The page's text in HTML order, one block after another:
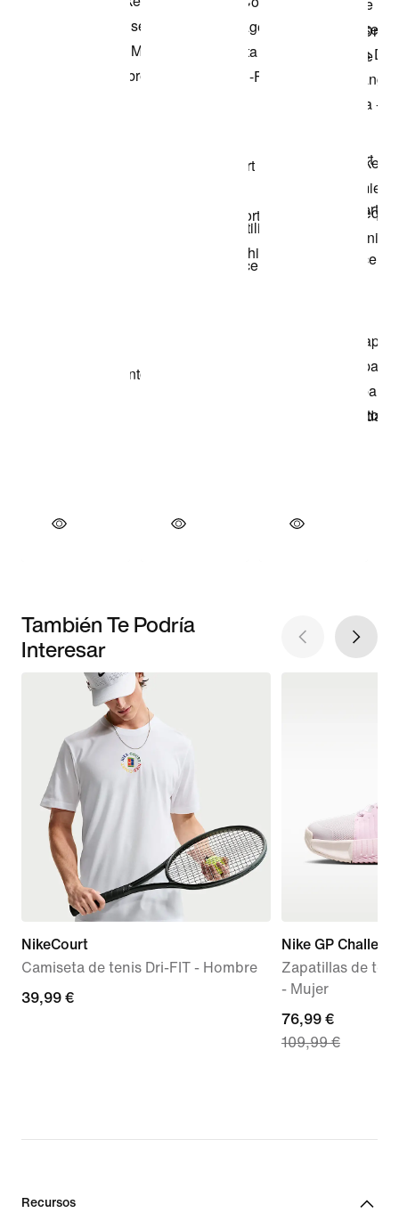
También Te Podría
Interesar
NikeCourt
Camiseta de tenis Dri-FIT - Hombre
39,99 €
39,99 €
Nike GP
Zapatillas de
- Mujer
current
price
109,99 €
76,99 €
109,99 €
Recursos